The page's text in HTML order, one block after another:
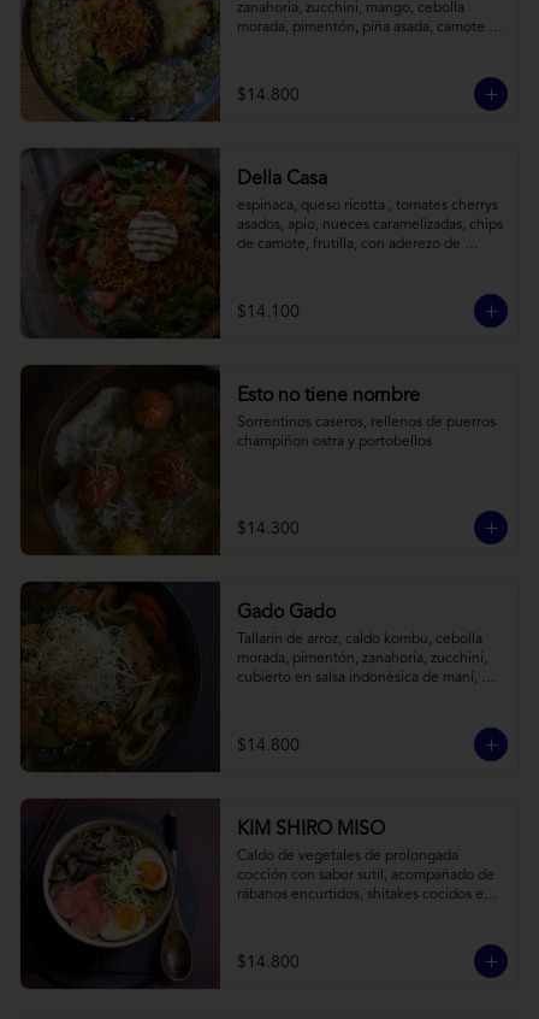
zanahoria, zucchini, mango, cebolla
morada, pimentón, piña asada, camote
$14.800
Della Casa
espinaca, queso ricotta , tomates cherrys
asados, apio, nueces caramelizadas, chips
de camote, frutilla, con aderezo de
$14.100
Esto no tiene nombre
Sorrentinos caseros, rellenos de puerros
champiñon ostra y portobellos
$14.300
Gado Gado
Tallarín de arroz, caldo kombu, cebolla
morada, pimentón, zanahoria, zucchini,
cubierto en salsa indonésica de maní,
$14.800
KIM SHIRO MISO
Caldo de vegetales de prolongada
cocción con sabor sutil, acompañado de
rábanos encurtidos, shitakes cocidos en
vegana) y los infaltables fideos de ramen.
$14.800